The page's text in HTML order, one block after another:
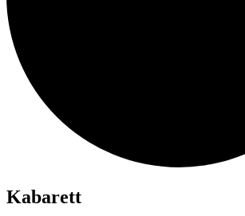
Kabarett